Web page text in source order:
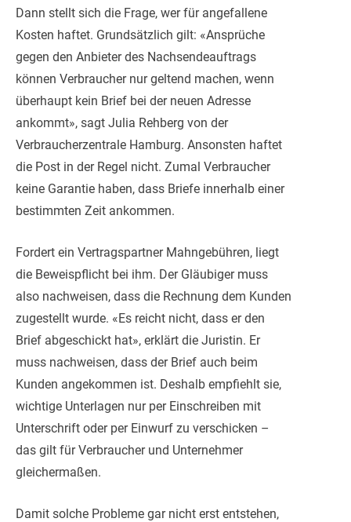
Dann stellt sich die Frage, wer für angefallene
Kosten haftet. Grundsätzlich gilt: «Ansprüche
gegen den Anbieter des Nachsendeauftrags
können Verbraucher nur geltend machen, wenn
überhaupt kein Brief bei der neuen Adresse
ankommt», sagt Julia Rehberg von der
Verbraucherzentrale Hamburg. Ansonsten haftet
die Post in der Regel nicht. Zumal Verbraucher
keine Garantie haben, dass Briefe innerhalb einer
bestimmten Zeit ankommen.
Fordert ein Vertragspartner Mahngebühren, liegt
die Beweispflicht bei ihm. Der Gläubiger muss
also nachweisen, dass die Rechnung dem Kunden
zugestellt wurde. «Es reicht nicht, dass er den
Brief abgeschickt hat», erklärt die Juristin. Er
muss nachweisen, dass der Brief auch beim
Kunden angekommen ist. Deshalb empfiehlt sie,
wichtige Unterlagen nur per Einschreiben mit
Unterschrift oder per Einwurf zu verschicken –
das gilt für Verbraucher und Unternehmer
gleichermaßen.
Damit solche Probleme gar nicht erst entstehen,